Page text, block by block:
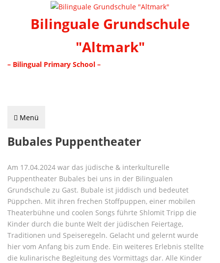
Bilinguale Grundschule
"Altmark"
– Bilingual Primary School –
Menü
Bubales Puppentheater
Am 17.04.2024 war das jüdische & interkulturelle
Puppentheater Bubales bei uns in der Bilingualen
Grundschule zu Gast. Bubale ist jiddisch und bedeutet
Püppchen. Mit ihren frechen Stoffpuppen, einer mobilen
Theaterbühne und coolen Songs führte Shlomit Tripp die
Kinder durch die bunte Welt der jüdischen Feiertage,
Traditionen und Speiseregeln. Gelacht und gelernt wurde
hier vom Anfang bis zum Ende. Ein weiteres Erlebnis stellte
die kulinarische Begleitung des Vormittags dar. Alle Kinder